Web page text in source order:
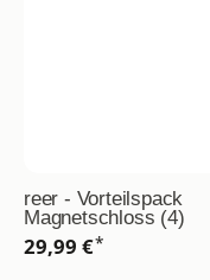
reer - Vorteilspack
Magnetschloss (4)
29,99 €*